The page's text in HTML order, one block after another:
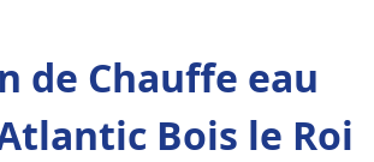
de Chauffe eau
Bois le Roi